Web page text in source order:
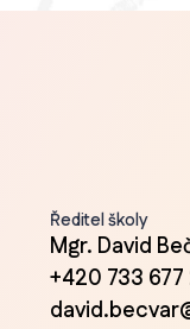
Ředitel školy
Mgr. David
+420 733